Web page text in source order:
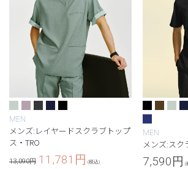
MEN
メンズ:レイヤードスクラブトップ
ス・TRO
13,090円 11,781 円 (税込)
MEN
メンズ:スク
7,590円 (